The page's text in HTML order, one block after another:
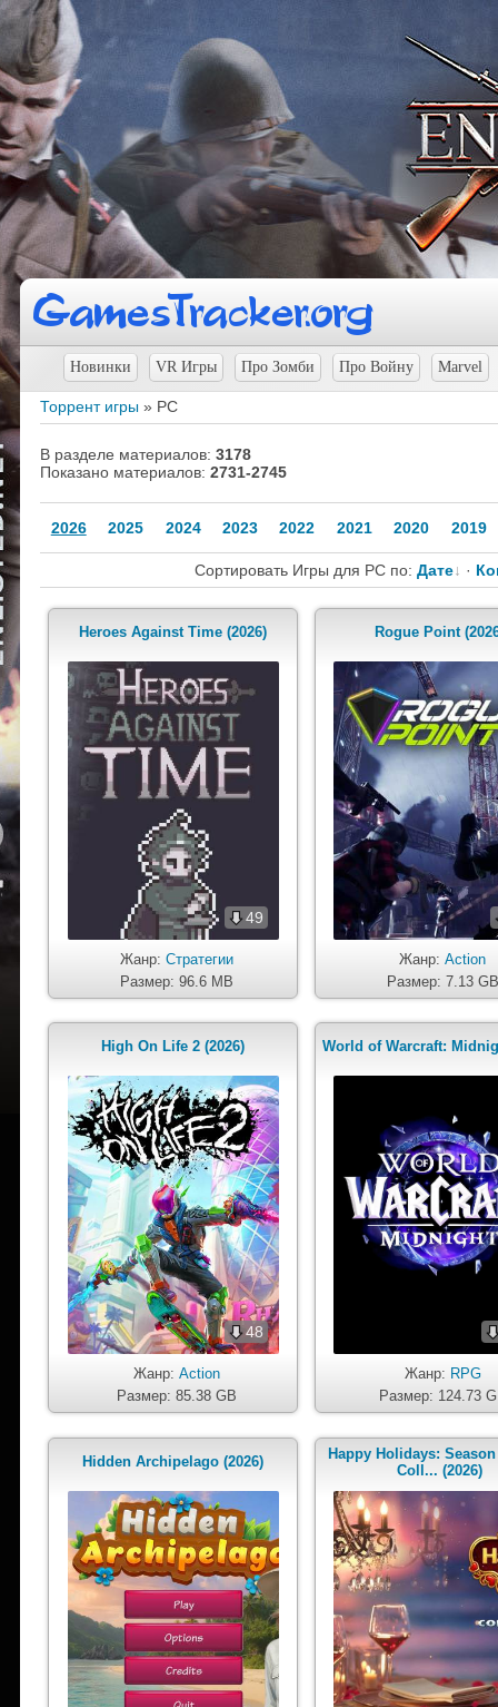
Новинки VR Игры Про Зомби Про Войну Marvel
Торрент игры » PC
В разделе материалов: 3178
Показано материалов: 2731-2745
2026 2025 2024 2023 2022 2021 2020 2019
Сортировать Игры для PC по: Дате ·
Heroes Against Time (2026)
49
Жанр: Стратегии
Размер: 96.6 MB
Rogue Point
Жанр:Action
Размер: 7.13 GB
High On Life 2 (2026)
48
Жанр: Action
Размер: 85.38 GB
World of Warcraft:
Жанр: RPG
Размер: 124.73
Hidden Archipelago (2026)
Happy Holidays:
Coll... (2026)